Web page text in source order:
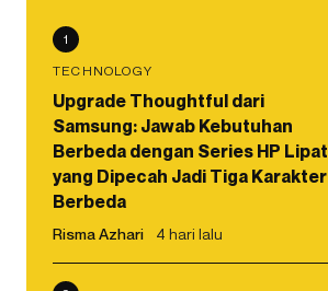
1
TECHNOLOGY
Upgrade Thoughtful dari
Samsung: Jawab Kebutuhan
Berbeda dengan Series HP Lipat
yang Dipecah Jadi Tiga Karakter
Berbeda
Risma Azhari 4 hari lalu